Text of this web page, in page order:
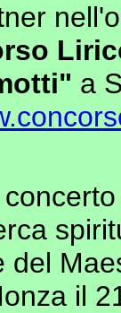
a
del
il